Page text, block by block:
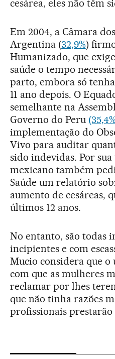
cesárea, eles não têm
Em 2004, a Câmara
Argentina (32,9%)
Humanizado, que
saúde o tempo
parto, embora só
11 ano depois. O
semelhante na
Governo do Peru (35,4%
implementação do
Vivo para auditar
sido indevidas. Por sua
mexicano também
Saúde um relatório
aumento de cesáreas,
últimos 12 anos.
No entanto, são todas
incipientes e com
Mucio considera que
com que as mulheres
reclamar por lhes
que não tinha razões
profissionais prestarão